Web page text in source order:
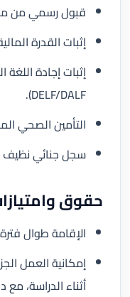
قبول رسمي من
إثبات القدرة
DELF/DALF).
التأمين الصحي
سجل جنائي نظيف
حقوق
الإقامة طوال
أثناء الدراسة،